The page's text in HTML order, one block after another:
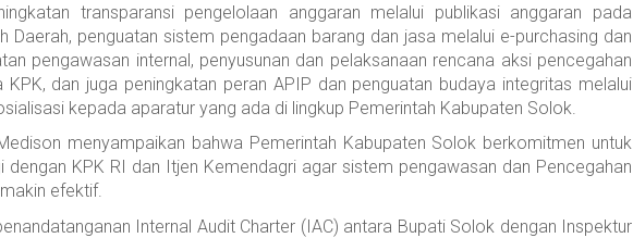
transparansi pengelolaan anggaran melalui publikasi anggaran pada
Daerah, penguatan sistem pengadaan barang dan jasa melalui e-purchasing dan
pengawasan internal, penyusunan dan pelaksanaan rencana aksi pencegahan
KPK, dan juga peningkatan peran APIP dan penguatan budaya integritas melalui
kepada aparatur yang ada di lingkup Pemerintah Kabupaten Solok.
menyampaikan bahwa Pemerintah Kabupaten Solok berkomitmen untuk
dengan KPK RI dan Itjen Kemendagri agar sistem pengawasan dan Pencegahan
efektif.
Internal Audit Charter (IAC) antara Bupati Solok dengan Inspektur